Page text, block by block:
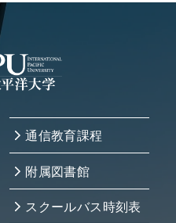
通信教育課程
附属図書館
スクールバス時刻表